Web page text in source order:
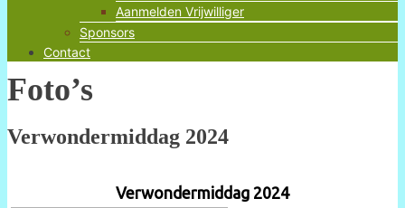
Aanmelden Vrijwilliger
Sponsors
Contact
Foto’s
Verwondermiddag 2024
Verwondermiddag 2024